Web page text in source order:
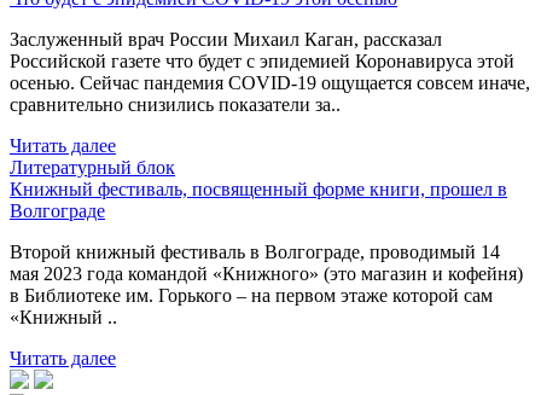
Заслуженный врач России Михаил Каган, рассказал
Российской газете что будет с эпидемией Коронавируса этой
осенью. Сейчас пандемия COVID-19 ощущается совсем иначе,
сравнительно снизились показатели за..
Читать далее
Литературный блок
Книжный фестиваль, посвященный форме книги, прошел в
Волгограде
Второй книжный фестиваль в Волгограде, проводимый 14
мая 2023 года командой «Книжного» (это магазин и кофейня)
в Библиотеке им. Горького – на первом этаже которой сам
«Книжный ..
Читать далее